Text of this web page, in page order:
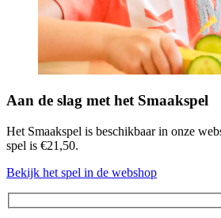
Aan de slag met het Smaakspel
Het Smaakspel is beschikbaar in onze
spel is €21,50.
Bekijk het spel in de webshop